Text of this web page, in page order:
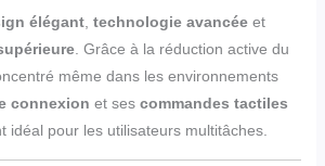
élégant, technologie avancéeet
. Grâce à la réduction active du
même dans les environnements
connexion et ses commandes tactiles
idéal pour les utilisateurs multitâches.